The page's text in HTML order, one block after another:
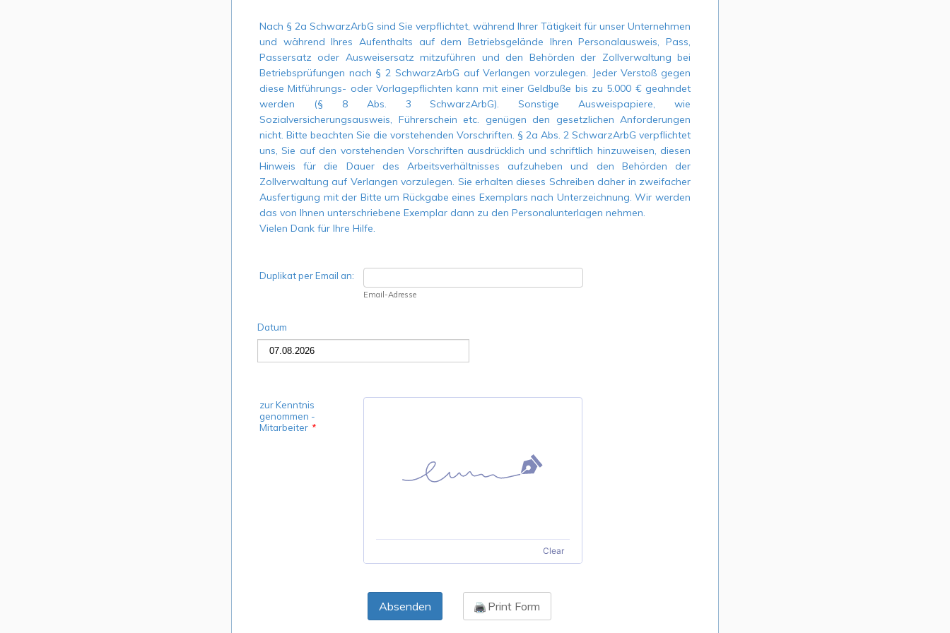
Nach § 2a SchwarzArbG sind Sie verpflichtet, während Ihrer Tätigkeit für unser Unternehmen
und während Ihres Aufenthalts auf dem Betriebsgelände Ihren Personalausweis, Pass,
Passersatz oder Ausweisersatz mitzuführen und den Behörden der Zollverwaltung bei
Betriebsprüfungen nach § 2 SchwarzArbG auf Verlangen vorzulegen. Jeder Verstoß gegen
diese Mitführungs- oder Vorlagepflichten kann mit einer Geldbuße bis zu 5.000 € geahndet
werden (§ 8 Abs. 3 SchwarzArbG). Sonstige Ausweispapiere, wie
Sozialversicherungsausweis, Führerschein etc. genügen den gesetzlichen Anforderungen
nicht. Bitte beachten Sie die vorstehenden Vorschriften. § 2a Abs. 2 SchwarzArbG verpflichtet
uns, Sie auf den vorstehenden Vorschriften ausdrücklich und schriftlich hinzuweisen, diesen
Hinweis für die Dauer des Arbeitsverhältnisses aufzuheben und den Behörden der
Zollverwaltung auf Verlangen vorzulegen. Sie erhalten dieses Schreiben daher in zweifacher
Ausfertigung mit der Bitte um Rückgabe eines Exemplars nach Unterzeichnung. Wir werden
das von Ihnen unterschriebene Exemplar dann zu den Personalunterlagen nehmen.
Vielen Dank für Ihre Hilfe.
Duplikat per Email an:
Email-Adresse
Datum
zur Kenntnis
genommen -
Mitarbeiter *
Clear
Absenden Print Form